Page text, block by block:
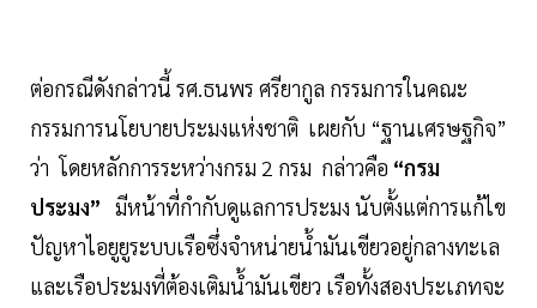
ต่อกรณีดังกล่าวนี้ รศ.ธนพร ศรียากูล กรรมการในคณะ
กรรมการนโยบายประมงแห่งชาติ เผยกับ “ฐานเศรษฐกิจ”
ว่า โดยหลักการระหว่างกรม 2 กรม กล่าวคือ “กรม
ประมง” มีหน้าที่กำกับดูแลการประมง นับตั้งแต่การแก้ไข
ปัญหาไอยูยูระบบเรือซึ่งจำหน่ายน้ำมันเขียวอยู่กลางทะเล
และเรือประมงที่ต้องเติมน้ำมันเขียว เรือทั้งสองประเภทจะ